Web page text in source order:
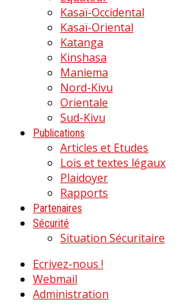
Kasaï-Occidental
Kasaï-Oriental
Katanga
Kinshasa
Maniema
Nord-Kivu
Orientale
Sud-Kivu
Publications
Articles et Etudes
Lois et textes légaux
Plaidoyer
Rapports
Partenaires
Sécurité
Situation Sécuritaire
Ecrivez-nous !
Webmail
Administration